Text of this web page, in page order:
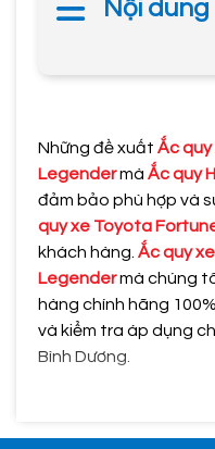
Nội
Những đề xuất Ắc
Legendermà Ắc quy
đảm bảo phù hợp và
quy xe Toyota
khách hàng. Ắc quy
Legendermà chúng
hàng chính hãng
và kiểm tra áp dụng
Bình Dương.